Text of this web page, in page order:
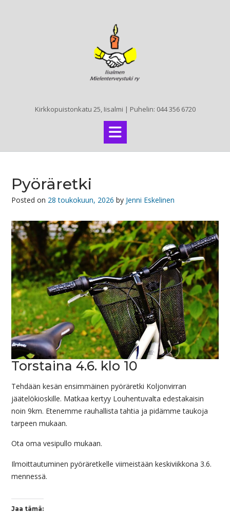
Kirkkopuistonkatu 25, Iisalmi | Puhelin: 044 356 6720
Pyöräretki
Posted on 28 toukokuun, 2026 by Jenni Eskelinen
Torstaina 4.6. klo 10
Tehdään kesän ensimmäinen pyöräretki Koljonvirran
jäätelökioskille. Matkaa kertyy Louhentuvalta edestakaisin
noin 9km. Etenemme rauhallista tahtia ja pidämme taukoja
tarpeen mukaan.
Ota oma vesipullo mukaan.
Ilmoittautuminen pyöräretkelle viimeistään keskiviikkona 3.6.
mennessä.
Jaa tämä: